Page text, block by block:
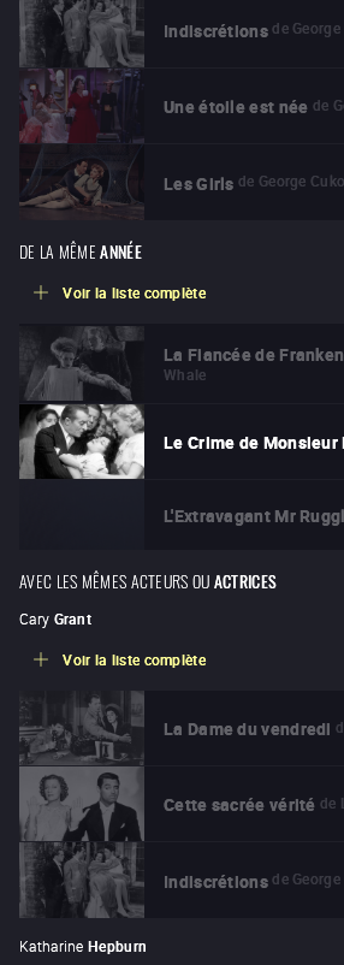
Indiscrétions de
Une étoile est née de
Les Girls de George
DE LA MÊME ANNÉE
Voir la liste complète
La Fiancée de
Whale
Le Crime de Monsieur
L'Extravagant Mr
AVEC LES MÊMES ACTEURS OUACTRICES
Cary Grant
Voir la liste complète
La Dame du vendredi
Cette sacrée vérité de
Indiscrétions de
Katharine Hepburn